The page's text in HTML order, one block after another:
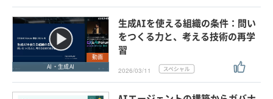
動画
AI・生成AI
生成AIを使える組織の条件：問い
をつくる力と、考える技術の再学
習
2026/03/11